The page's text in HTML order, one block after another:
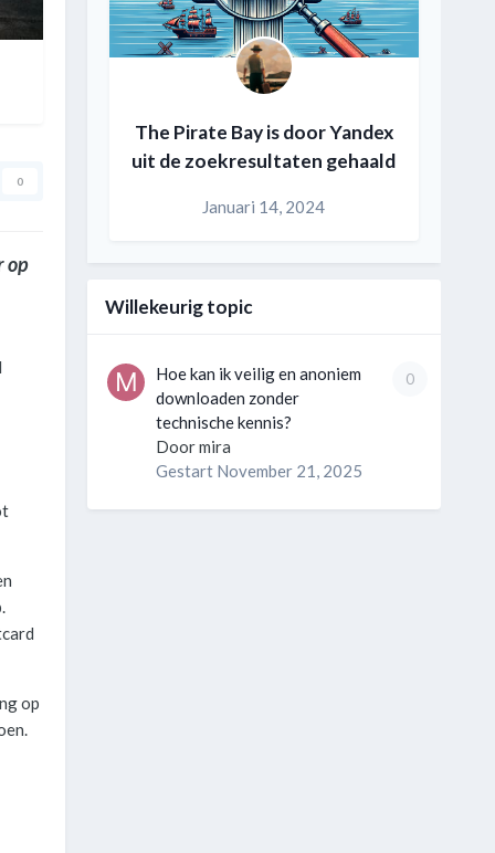
0
op
op
The Pirate Bay is door Yandex
uit de zoekresultaten gehaald
Januari 14, 2024
Willekeurig topic
0
Hoe kan ik veilig en anoniem
downloaden zonder
technische kennis?
Doormira
Gestart November 21, 2025